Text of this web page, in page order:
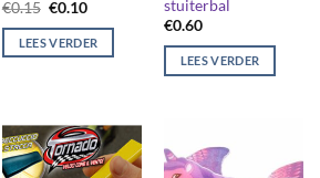
€0.15 Oorspronkelijke
was:
€0.15.
€0.10Huidige
is:
€0.10.
LEES VERDER
stuiterbal
€0.60
LEES VERDER